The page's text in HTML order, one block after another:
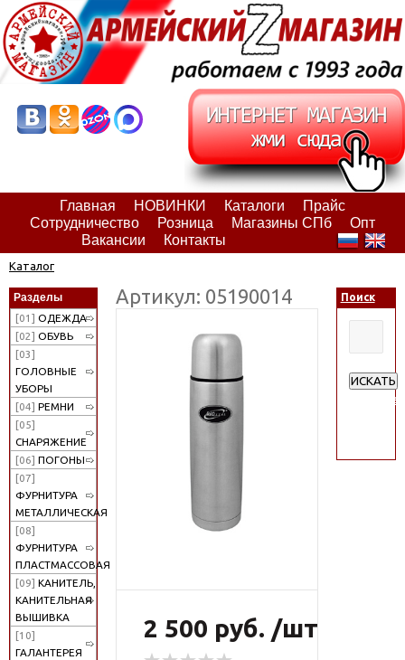
Главная НОВИНКИ Каталоги
Прайс
Сотрудничество
Розница Магазины СПб
Опт
Вакансии
Контакты
Каталог
Разделы
[01] ОДЕЖДА
[02] ОБУВЬ
[03]
ГОЛОВНЫЕ
УБОРЫ
[04] РЕМНИ
[05]
СНАРЯЖЕНИЕ
[06] ПОГОНЫ
[07]
ФУРНИТУРА
МЕТАЛЛИЧЕСКАЯ
[08]
ФУРНИТУРА
ПЛАСТМАССОВАЯ
[09] КАНИТЕЛЬ,
КАНИТЕЛЬНАЯ
ВЫШИВКА
[10]
ГАЛАНТЕРЕЯ
Артикул: 05190014
2 500 руб. /шт
Поиск
ИСКАТЬ